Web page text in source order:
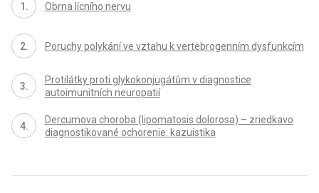
Obrna lícního nervu
Poruchy polykání ve vztahu k vertebrogenním dysfunkcím
Protilátky proti glykokonjugátům v diagnostice
autoimunitních neuropatií
Dercumova choroba (lipomatosis dolorosa) – zriedkavo
diagnostikované ochorenie: kazuistika